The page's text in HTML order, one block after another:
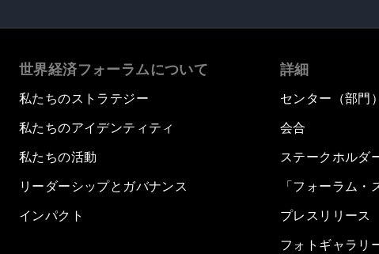
世界経済フォーラムについて
私たちのストラテジー
私たちのアイデンティティ
私たちの活動
リーダーシップとガバナンス
インパクト
詳細
センター（部門）
会合
ステークホルダ
「フォーラム・
プレスリリース
フォトギャラリ